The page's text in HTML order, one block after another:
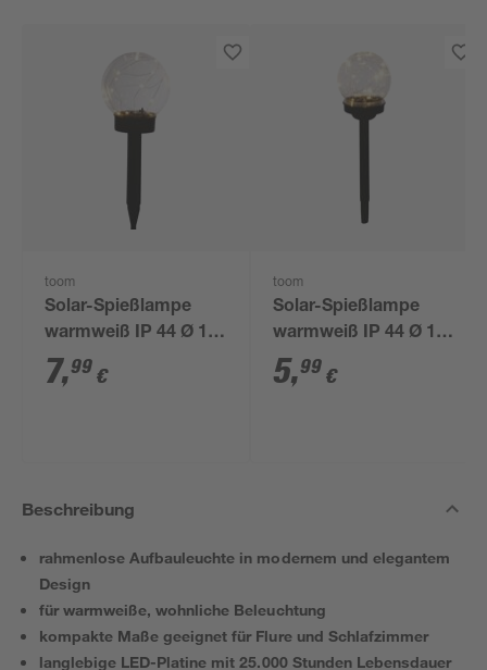
toom
Solar-Spießlampe
warmweiß IP 44 Ø 15
x 44 cm
7,99 €
toom
Solar-Spießlampe
warmweiß IP 44 Ø 10
x 39 cm
5,99 €
Beschreibung
rahmenlose Aufbauleuchte in modernem und elegantem
Design
für warmweiße, wohnliche Beleuchtung
kompakte Maße geeignet für Flure und Schlafzimmer
langlebige LED-Platine mit 25.000 Stunden Lebensdauer